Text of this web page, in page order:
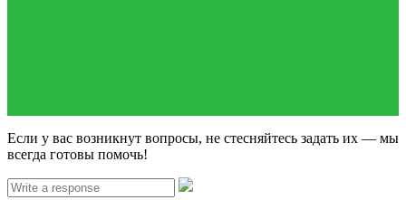
Если у вас возникнут вопросы, не стесняйтесь задать их — мы
всегда готовы помочь!